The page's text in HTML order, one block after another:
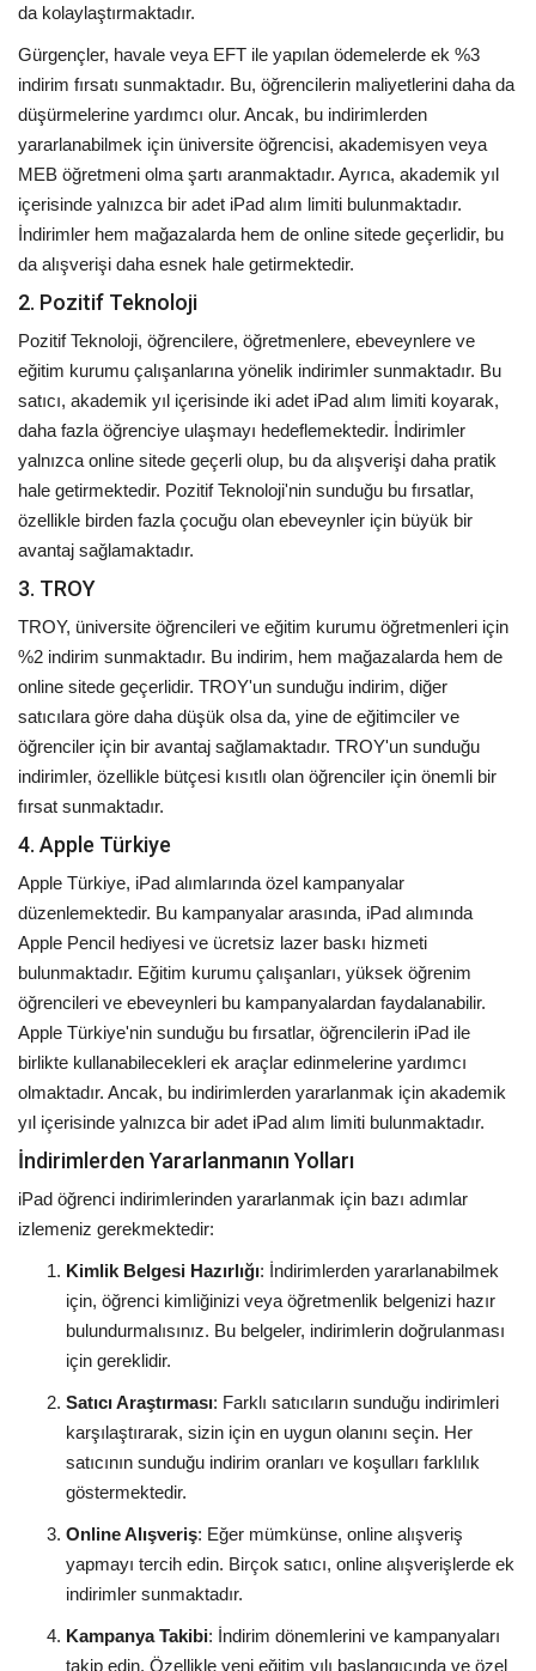
da kolaylaştırmaktadır.
Gürgençler, havale veya EFT ile yapılan ödemelerde ek %3
indirim fırsatı sunmaktadır. Bu, öğrencilerin maliyetlerini daha da
düşürmelerine yardımcı olur. Ancak, bu indirimlerden
yararlanabilmek için üniversite öğrencisi, akademisyen veya
MEB öğretmeni olma şartı aranmaktadır. Ayrıca, akademik yıl
içerisinde yalnızca bir adet iPad alım limiti bulunmaktadır.
İndirimler hem mağazalarda hem de online sitede geçerlidir, bu
da alışverişi daha esnek hale getirmektedir.
2. Pozitif Teknoloji
Pozitif Teknoloji, öğrencilere, öğretmenlere, ebeveynlere ve
eğitim kurumu çalışanlarına yönelik indirimler sunmaktadır. Bu
satıcı, akademik yıl içerisinde iki adet iPad alım limiti koyarak,
daha fazla öğrenciye ulaşmayı hedeflemektedir. İndirimler
yalnızca online sitede geçerli olup, bu da alışverişi daha pratik
hale getirmektedir. Pozitif Teknoloji'nin sunduğu bu fırsatlar,
özellikle birden fazla çocuğu olan ebeveynler için büyük bir
avantaj sağlamaktadır.
3. TROY
TROY, üniversite öğrencileri ve eğitim kurumu öğretmenleri için
%2 indirim sunmaktadır. Bu indirim, hem mağazalarda hem de
online sitede geçerlidir. TROY'un sunduğu indirim, diğer
satıcılara göre daha düşük olsa da, yine de eğitimciler ve
öğrenciler için bir avantaj sağlamaktadır. TROY'un sunduğu
indirimler, özellikle bütçesi kısıtlı olan öğrenciler için önemli bir
fırsat sunmaktadır.
4. Apple Türkiye
Apple Türkiye, iPad alımlarında özel kampanyalar
düzenlemektedir. Bu kampanyalar arasında, iPad alımında
Apple Pencil hediyesi ve ücretsiz lazer baskı hizmeti
bulunmaktadır. Eğitim kurumu çalışanları, yüksek öğrenim
öğrencileri ve ebeveynleri bu kampanyalardan faydalanabilir.
Apple Türkiye'nin sunduğu bu fırsatlar, öğrencilerin iPad ile
birlikte kullanabilecekleri ek araçlar edinmelerine yardımcı
olmaktadır. Ancak, bu indirimlerden yararlanmak için akademik
yıl içerisinde yalnızca bir adet iPad alım limiti bulunmaktadır.
İndirimlerden Yararlanmanın Yolları
iPad öğrenci indirimlerinden yararlanmak için bazı adımlar
izlemeniz gerekmektedir:
Kimlik Belgesi Hazırlığı: İndirimlerden yararlanabilmek
için, öğrenci kimliğinizi veya öğretmenlik belgenizi hazır
bulundurmalısınız. Bu belgeler, indirimlerin doğrulanması
için gereklidir.
Satıcı Araştırması: Farklı satıcıların sunduğu indirimleri
karşılaştırarak, sizin için en uygun olanını seçin. Her
satıcının sunduğu indirim oranları ve koşulları farklılık
göstermektedir.
Online Alışveriş: Eğer mümkünse, online alışveriş
yapmayı tercih edin. Birçok satıcı, online alışverişlerde ek
indirimler sunmaktadır.
Kampanya Takibi: İndirim dönemlerini ve kampanyaları
takip edin. Özellikle yeni eğitim yılı başlangıcında ve özel